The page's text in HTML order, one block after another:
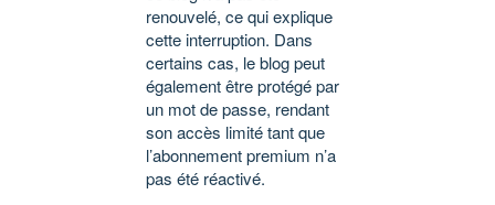
renouvelé, ce qui explique
cette interruption. Dans
certains cas, le blog peut
également être protégé par
un mot de passe, rendant
son accès limité tant que
l’abonnement premium n’a
pas été réactivé.